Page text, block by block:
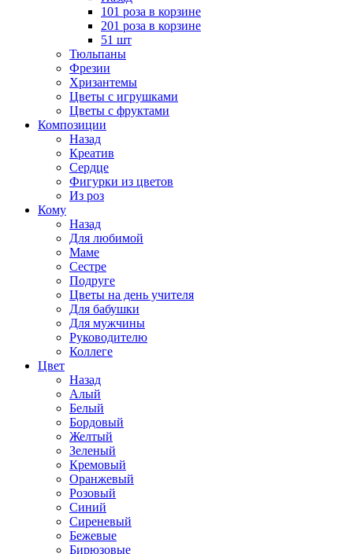
101 роза в корзине
201 роза в корзине
51 шт
Тюльпаны
Фрезии
Хризантемы
Цветы с игрушками
Цветы с фруктами
Композиции
Назад
Креатив
Сердце
Фигурки из цветов
Из роз
Кому
Назад
Для любимой
Маме
Сестре
Подруге
Цветы на день учителя
Для бабушки
Для мужчины
Руководителю
Коллеге
Цвет
Назад
Алый
Белый
Бордовый
Желтый
Зеленый
Кремовый
Оранжевый
Розовый
Синий
Сиреневый
Бежевые
Бирюзовые